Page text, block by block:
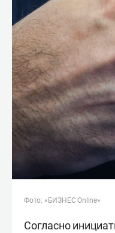
Фото: «БИЗНЕС Online»
Согласно